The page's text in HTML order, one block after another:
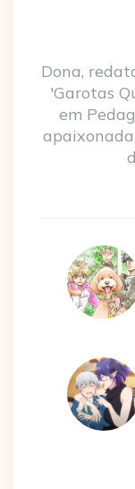
Dona,
'Garotas
em